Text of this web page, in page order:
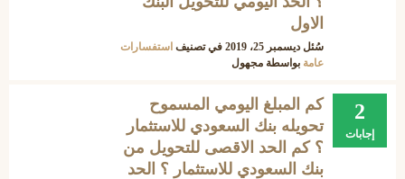
الاول
سُئل ديسمبر 25، 2019 في تصنيف استفسارات
عامة بواسطة مجهول
2
إجابات
كم المبلغ اليومي المسموح
تحويله بنك السعودي للاستثمار
؟ كم الحد الاقصى للتحويل من
بنك السعودي للاستثمار ؟ الحد